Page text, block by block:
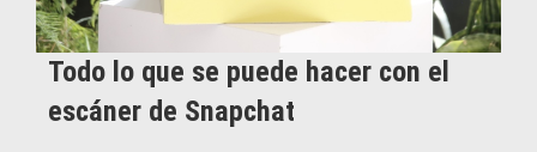
Todo lo que se puede hacer con el
escáner de Snapchat